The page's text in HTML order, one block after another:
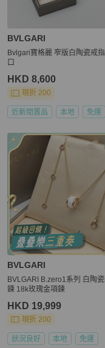
BVLGARI
Bvlgari寶格麗 窄版白陶瓷戒
口
HKD 8,600
現折 200
近新閒置品 本地 免運
BVLGARI
BVLGARI B.zero1系列 白陶
鍊 18k玫瑰金項鍊
HKD 19,999
現折 200
狀況良好 本地 免運